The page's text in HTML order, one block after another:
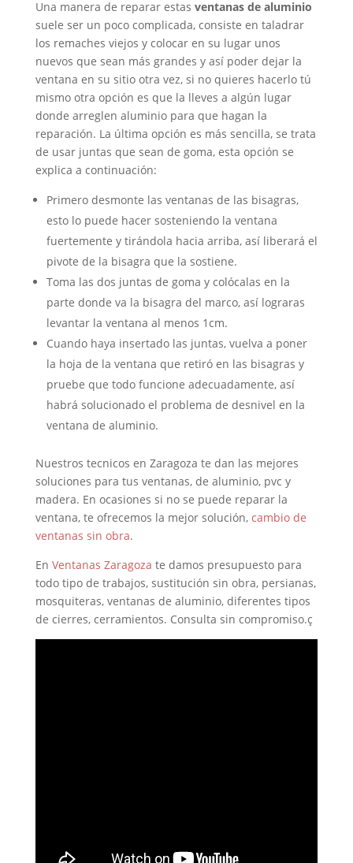
Una manera de reparar estas ventanas de aluminio
suele ser un poco complicada, consiste en taladrar
los remaches viejos y colocar en su lugar unos
nuevos que sean más grandes y así poder dejar la
ventana en su sitio otra vez, si no quieres hacerlo tú
mismo otra opción es que la lleves a algún lugar
donde arreglen aluminio para que hagan la
reparación. La última opción es más sencilla, se trata
de usar juntas que sean de goma, esta opción se
explica a continuación:
Primero desmonte las ventanas de las bisagras,
esto lo puede hacer sosteniendo la ventana
fuertemente y tirándola hacia arriba, así liberará el
pivote de la bisagra que la sostiene.
Toma las dos juntas de goma y colócalas en la
parte donde va la bisagra del marco, así lograras
levantar la ventana al menos 1cm.
Cuando haya insertado las juntas, vuelva a poner
la hoja de la ventana que retiró en las bisagras y
pruebe que todo funcione adecuadamente, así
habrá solucionado el problema de desnivel en la
ventana de aluminio.
Nuestros tecnicos en Zaragoza te dan las mejores
soluciones para tus ventanas, de aluminio, pvc y
madera. En ocasiones si no se puede reparar la
ventana, te ofrecemos la mejor solución, cambio de
ventanas sin obra.
En Ventanas Zaragoza te damos presupuesto para
todo tipo de trabajos, sustitución sin obra, persianas,
mosquiteras, ventanas de aluminio, diferentes tipos
de cierres, cerramientos. Consulta sin compromiso.ç